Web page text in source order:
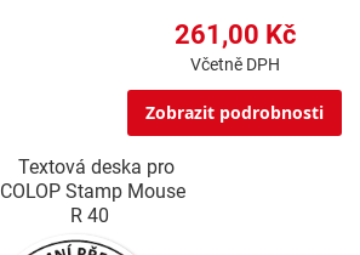
261,00 Kč
Včetně DPH
Zobrazit podrobnosti
Textová deska pro
COLOP Stamp Mouse
R 40